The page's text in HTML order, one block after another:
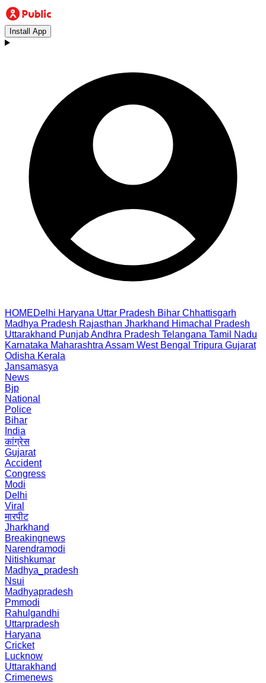
Install App
HOMEDelhi Haryana Uttar Pradesh Bihar Chhattisgarh
Madhya Pradesh Rajasthan Jharkhand Himachal Pradesh
Uttarakhand PunjabAndhra Pradesh Telangana Tamil Nadu
Karnataka Maharashtra Assam West Bengal Tripura Gujarat
Odisha Kerala
Jansamasya
News
Bjp
National
Police
Bihar
India
कांग्रेस
Gujarat
Accident
Congress
Modi
Delhi
Viral
मारपीट
Jharkhand
Breakingnews
Narendramodi
Nitishkumar
Madhya_pradesh
Nsui
Madhyapradesh
Pmmodi
Rahulgandhi
Uttarpradesh
Haryana
Cricket
Lucknow
Uttarakhand
Crimenews